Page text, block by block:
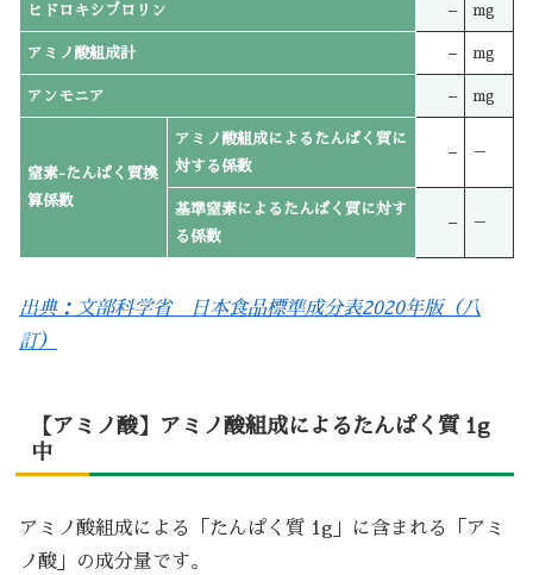
ヒドロキシプロリン – mg
アミノ酸組成計 – mg
アンモニア – mg
窒素-たんぱく質換
算係数
アミノ酸組成によるたんぱく質に
対する係数
– －
基準窒素によるたんぱく質に対す
る係数
– －
出典：文部科学省 日本食品標準成分表2020年版（八
訂）
【アミノ酸】アミノ酸組成によるたんぱく質 1g
中
アミノ酸組成による「たんぱく質 1g」に含まれる「アミ
ノ酸」の成分量です。